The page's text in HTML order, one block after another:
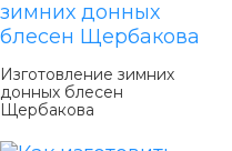
Изготовление зимних
донных блесен
Щербакова